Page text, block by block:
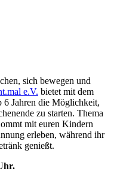
sich bewegen und
e.V. bietet mit dem
Jahren die Möglichkeit,
zu starten. Thema
mit euren Kindern
erleben, während ihr
genießt.